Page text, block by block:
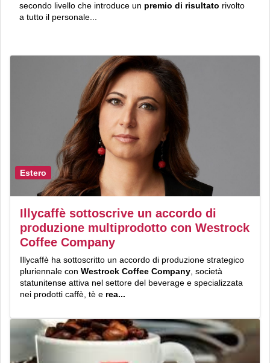
secondo livello che introduce un premio di risultato rivolto
a tutto il personale...
Estero
Illycaffè sottoscrive un accordo di
produzione multiprodotto con Westrock
Coffee Company
Illycaffè ha sottoscritto un accordo di produzione strategico
pluriennale con Westrock Coffee Company società
statunitense attiva nel settore del beverage e specializzata
nei prodotti caffè, tè e rea...